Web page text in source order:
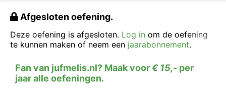
deelwoorden
. Hoe zoek je deze voltooid
deelwoorden op in het woordenboek?
Geef steeds het juiste trefwoord.
Afgesloten oefening.
Deze oefening is afgesloten. Log in om de oefening
te kunnen maken of neem een jaarabonnement.
Fan van jufmelis.nl? Maak voor€ 15,- per
jaar alle oefeningen.